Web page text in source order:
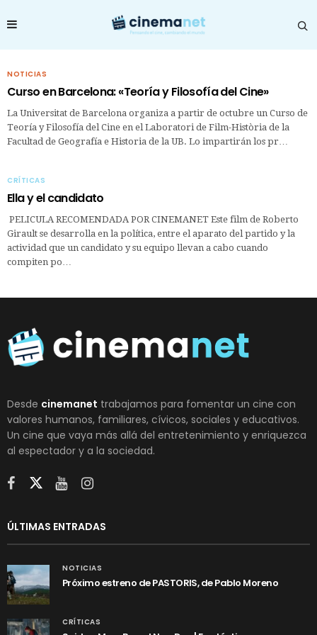
NOTICIAS
Curso en Barcelona: «Teoría y Filosofía del Cine»
La Universitat de Barcelona organiza a partir de octubre un Curso de
Teoría y Filosofía del Cine en el Laboratori de Film-Història de la
Facultad de Geografía e Historia de la UB. Lo impartirán los pr…
CRÍTICAS
Ella y el candidato
PELICULA RECOMENDADA POR CINEMANET Este film de Roberto
Girault se desarrolla en la política, entre el aparato del partido y la
actividad que un candidato y su equipo llevan a cabo cuando
compiten po…
Desde cinemanet trabajamos para fomentar un cine con
valores humanos, familiares, cívicos, sociales y educativos.
Un cine que vaya más allá del entretenimiento y enriquezca
al espectador y a la sociedad.
ÚLTIMAS ENTRADAS
NOTICIAS
Próximo estreno de PASTORIS, de Pablo Moreno
CRÍTICAS